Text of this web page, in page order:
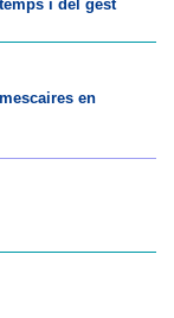
i del gest
en